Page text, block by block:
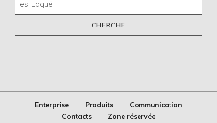
Enterprise Produits
Communication
Contacts
Zone réservée